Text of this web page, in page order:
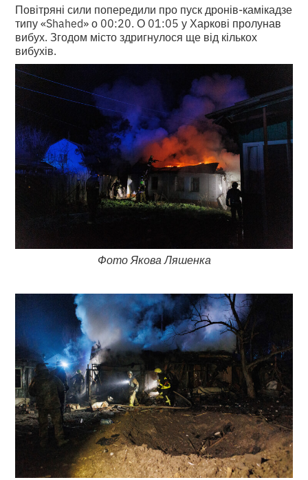
Повітряні сили попередили про пуск дронів-камікадзе
типу «Shahed» о 00:20. О 01:05 у Харкові пролунав
вибух. Згодом місто здригнулося ще від кількох
вибухів.
Фото Якова Ляшенка